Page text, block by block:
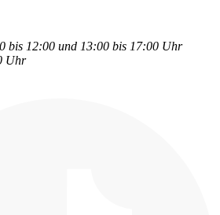
bis 12:00 und 13:00 bis 17:00 Uhr
Uhr